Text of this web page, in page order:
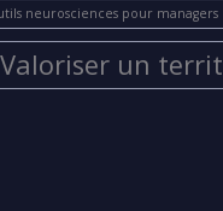
neurosciences pour managers
Valoriser un